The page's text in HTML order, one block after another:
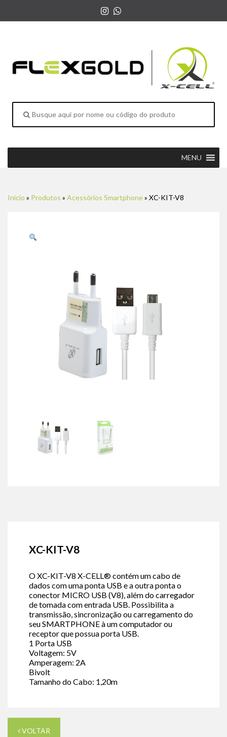
MENU
Início » Produtos » Acessórios Smartphone» XC-KIT-V8
XC-KIT-V8
O XC-KIT-V8 X-CELL® contém um cabo de
dados com uma ponta USB e a outra ponta o
conector MICRO USB (V8), além do carregador
de tomada com entrada USB. Possibilita a
transmissão, sincronização ou carregamento do
seu SMARTPHONE à um computador ou
receptor que possua porta USB.
1 Porta USB
Voltagem: 5V
Amperagem: 2A
Bivolt
Tamanho do Cabo: 1,20m
VOLTAR